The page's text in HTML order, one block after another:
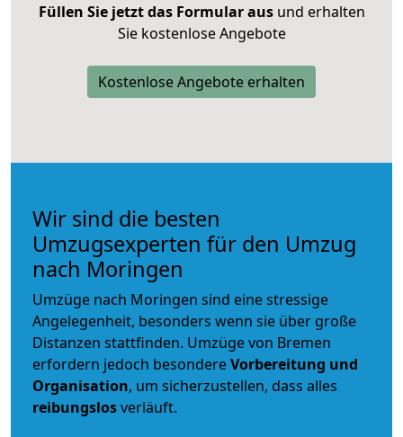
Füllen Sie jetzt das Formular ausund erhalten
Sie kostenlose Angebote
Kostenlose Angebote erhalten
Wir sind die besten
Umzugsexperten für den Umzug
nach Moringen
Umzüge nach Moringen sind eine stressige
Angelegenheit, besonders wenn sie über große
Distanzen stattfinden. Umzüge von Bremen
erfordern jedoch besondereVorbereitung und
Organisation, um sicherzustellen, dass alles
reibungslosverläuft.